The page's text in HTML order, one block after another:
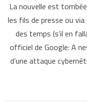
La nouvelle est
les fils de presse ou
des temps (s’il en
officiel de Google: A
d’une attaque